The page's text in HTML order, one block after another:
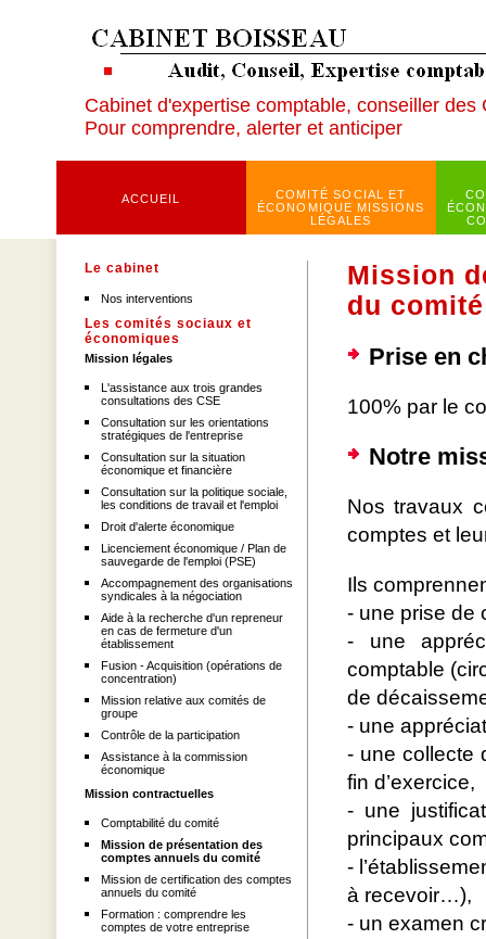
Cabinet d'expertise comptable, conseiller des
Pour comprendre, alerter et anticiper
ACCUEIL
COMITÉ SOCIAL ET
ÉCONOMIQUE MISSIONS
LÉGALES
Le cabinet
Nos interventions
Les comités sociaux et
économiques
Mission légales
L'assistance aux trois grandes
consultations des CSE
Consultation sur les orientations
stratégiques de l'entreprise
Consultation sur la situation
économique et financière
Consultation sur la politique sociale,
les conditions de travail et l'emploi
Droit d'alerte économique
Licenciement économique / Plan de
sauvegarde de l'emploi (PSE)
Accompagnement des organisations
syndicales à la négociation
Aide à la recherche d'un repreneur
en cas de fermeture d'un
établissement
Fusion - Acquisition (opérations de
concentration)
Mission relative aux comités de
groupe
Contrôle de la participation
Assistance à la commission
économique
Mission contractuelles
Comptabilité du comité
Mission de présentation des
comptes annuels du comité
Mission de certification des comptes
annuels du comité
Formation : comprendre les
comptes de votre entreprise
Mission
du comité
Prise en
100% par le
Notre
Nos travaux
comptes et
Ils
- une prise de
- une
comptable
de
- une
- une collecte
fin d’exercice,
- une
principaux
-
à recevoir…),
- un examen